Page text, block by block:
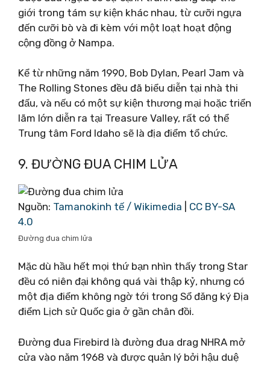
giới trong tám sự kiện khác nhau, từ cưỡi ngựa
đến cưỡi bò và đi kèm với một loạt hoạt động
cộng đồng ở Nampa.
Kể từ những năm 1990, Bob Dylan, Pearl Jam và
The Rolling Stones đều đã biểu diễn tại nhà thi
đấu, và nếu có một sự kiện thương mại hoặc triển
lãm lớn diễn ra tại Treasure Valley, rất có thể
Trung tâm Ford Idaho sẽ là địa điểm tổ chức.
9. ĐƯỜNG ĐUA CHIM LỬA
Nguồn: Tamanokinh tế / Wikimedia
CC BY-SA
4.0
Đường đua chim lửa
Mặc dù hầu hết mọi thứ bạn nhìn thấy trong Star
đều có niên đại không quá vài thập kỷ, nhưng có
một địa điểm không ngờ tới trong Sổ đăng ký Địa
điểm Lịch sử Quốc gia ở gần chân đồi.
Đường đua Firebird là đường đua drag NHRA mở
cửa vào năm 1968 và được quản lý bởi hậu duệ